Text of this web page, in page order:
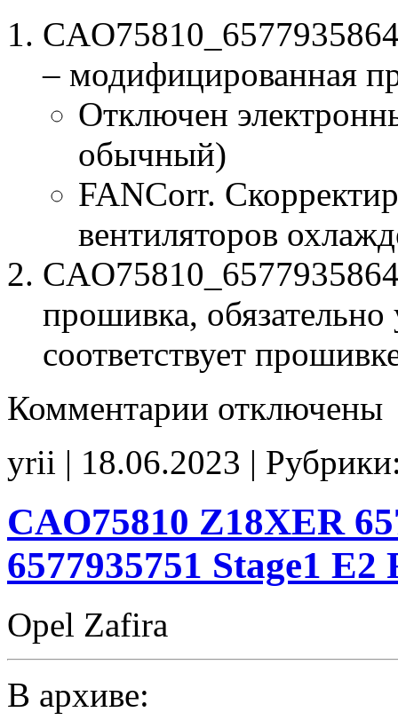
– модифицированная
Отключен
обычный)
FANCorr.
вентиляторов
прошивка, обязательно
соответствует
Комментарии записи
Z18XER
term_Off
отключены
yrii | 18.06.2023 |
CAO75810 Z18XER
6577935751 Stage1
Opel Zafira
В архиве: